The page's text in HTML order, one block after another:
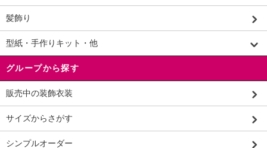
髪飾り
型紙・手作りキット・他
グループから探す
販売中の装飾衣装
サイズからさがす
シンプルオーダー